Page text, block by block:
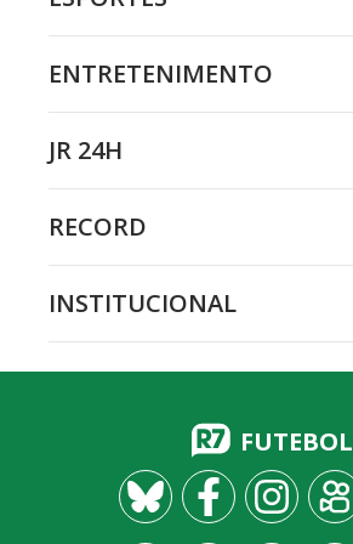
ENTRETENIMENTO
JR 24H
RECORD
INSTITUCIONAL
FUTEBOL